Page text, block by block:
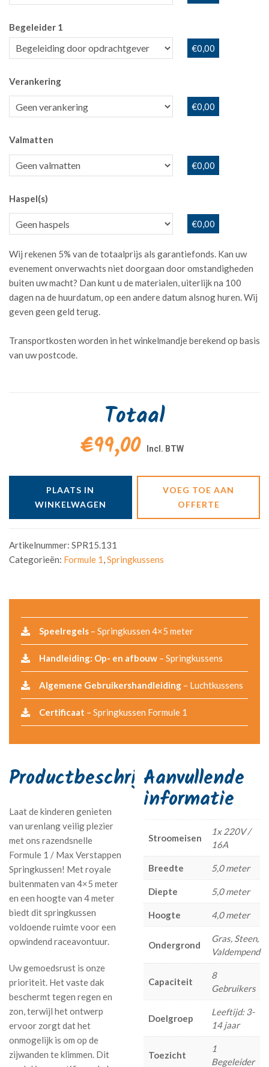
Begeleider 1
€0,00
Verankering
€0,00
Valmatten
€0,00
Haspel(s)
€0,00
Wij rekenen 5% van de totaalprijs als garantiefonds. Kan uw
evenement onverwachts niet doorgaan door omstandigheden
buiten uw macht? Dan kunt u de materialen, uiterlijk na 100
dagen na de huurdatum, op een andere datum alsnog huren. Wij
geven geen geld terug.
Transportkosten worden in het winkelmandje berekend op basis
van uw postcode.
Totaal
€99,00
PLAATS IN
WINKELWAGEN
VOEG TOE AAN
OFFERTE
Artikelnummer: SPR15.131
Categorieën: Formule 1,Springkussens
Speelregels – Springkussen 4×5 meter
Handleiding: Op- en afbouw – Springkussens
Algemene Gebruikershandleiding – Luchtkussens
Certificaat – Springkussen Formule 1
Laat de kinderen genieten
van urenlang veilig plezier
met ons razendsnelle
Formule 1 / Max Verstappen
Springkussen! Met royale
buitenmaten van 4×5 meter
en een hoogte van 4 meter
biedt dit springkussen
voldoende ruimte voor een
opwindend raceavontuur.
Uw gemoedsrust is onze
prioriteit. Het vaste dak
beschermt tegen regen en
zon, terwijl het ontwerp
ervoor zorgt dat het
onmogelijk is om op de
zijwanden te klimmen. Dit
Aanvullende
informatie
Stroomeisen
1x 220V /
16A
Breedte 5,0 meter
Diepte 5,0 meter
Hoogte 4,0 meter
Ondergrond
Gras, Steen,
Valdempend
Capaciteit
8
Gebruikers
Doelgroep
Leeftijd: 3-
14 jaar
Toezicht
1
Begeleider